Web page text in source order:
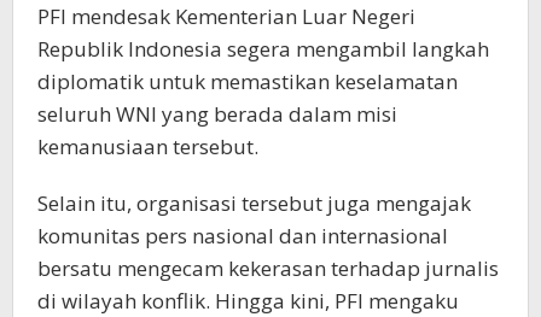
PFI mendesak Kementerian Luar Negeri
Republik Indonesia segera mengambil langkah
diplomatik untuk memastikan keselamatan
seluruh WNI yang berada dalam misi
kemanusiaan tersebut.
Selain itu, organisasi tersebut juga mengajak
komunitas pers nasional dan internasional
bersatu mengecam kekerasan terhadap jurnalis
di wilayah konflik. Hingga kini, PFI mengaku